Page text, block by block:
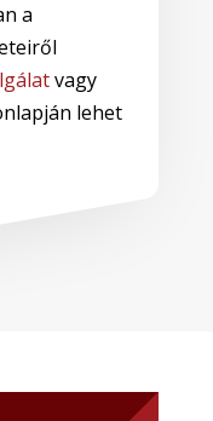
a
vagy
lehet